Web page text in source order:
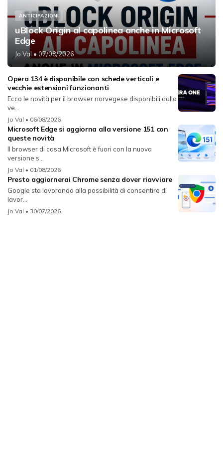
ANTICIPAZIONI
uBlock Origin al capolinea anche in Microsoft
Edge
Jo Val • 07/08/2026
Opera 134 è disponibile con schede verticali e
vecchie estensioni funzionanti
Ecco le novità per il browser norvegese disponibili dalla
ve...
Jo Val • 06/08/2026
Microsoft Edge si aggiorna alla versione 151 con
queste novità
Il browser di casa Microsoft è fuori con la nuova
versione s...
Jo Val • 01/08/2026
Presto aggiornerai Chrome senza dover riavviare
Google sta lavorando alla possibilità di consentire di
lavor...
Jo Val • 30/07/2026